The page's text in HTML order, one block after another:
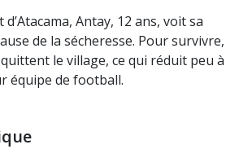
Antay, 12 ans, voit sa
de la sécheresse. Pour survivre,
le village, ce qui réduit peu à
équipe de football.